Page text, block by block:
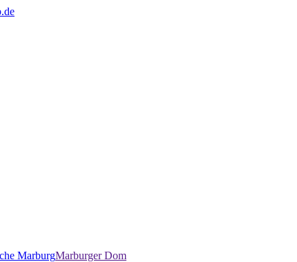
MarburgMarburger Dom